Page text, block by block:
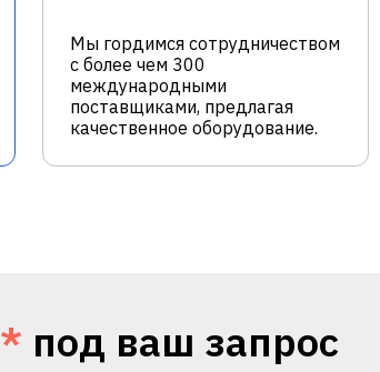
Мы гордимся сотрудничеством
с более чем 300
международными
поставщиками, предлагая
качественное оборудование.
* под ваш запрос